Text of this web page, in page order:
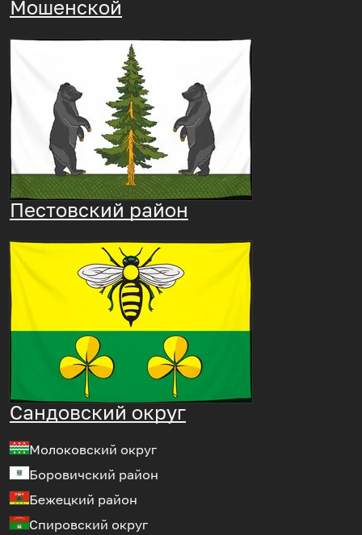
Мошенской
Пестовский район
Сандовский округ
Молоковский округ
Боровичский район
Бежецкий район
Спировский округ